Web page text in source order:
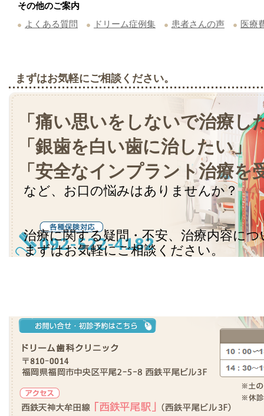
その他のご案内
よくある質問
ドリーム症例集 患者さんの声 医療
まずはお気軽にご相談ください。
「痛い思いをしないで治療し
「銀歯を白い歯に治したい」
「安全なインプラント治療を
など、お口の悩みはありませんか？
治療に関する疑問・不安、治療内容につ
まずはお気軽にご相談ください。